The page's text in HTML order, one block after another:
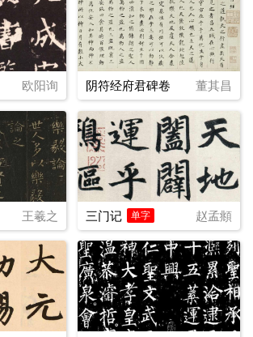
欧阳询 阴符经府君碑卷 董其昌
王羲之 三门记 单字 赵孟頫